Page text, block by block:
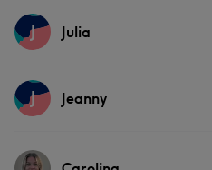
Services
J Julia
Services
J Jeanny
Services